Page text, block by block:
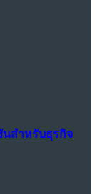
นสำหรับธุรกิจ